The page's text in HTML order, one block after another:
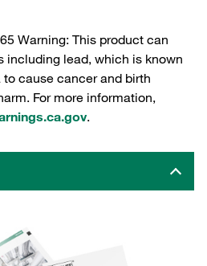
Warning: This product can
including lead, which is known
cause cancer and birth
For more information,
.